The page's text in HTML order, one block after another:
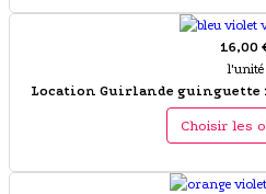
16,00
l'unité
Location Guirlande guinguette
Choisir les